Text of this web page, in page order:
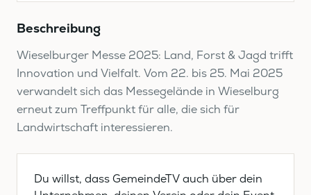
Beschreibung
Wieselburger Messe 2025: Land, Forst & Jagd trifft
Innovation und Vielfalt. Vom 22. bis 25. Mai 2025
verwandelt sich das Messegelände in Wieselburg
erneut zum Treffpunkt für alle, die sich für
Landwirtschaft interessieren.
Du willst, dass GemeindeTV auch über dein